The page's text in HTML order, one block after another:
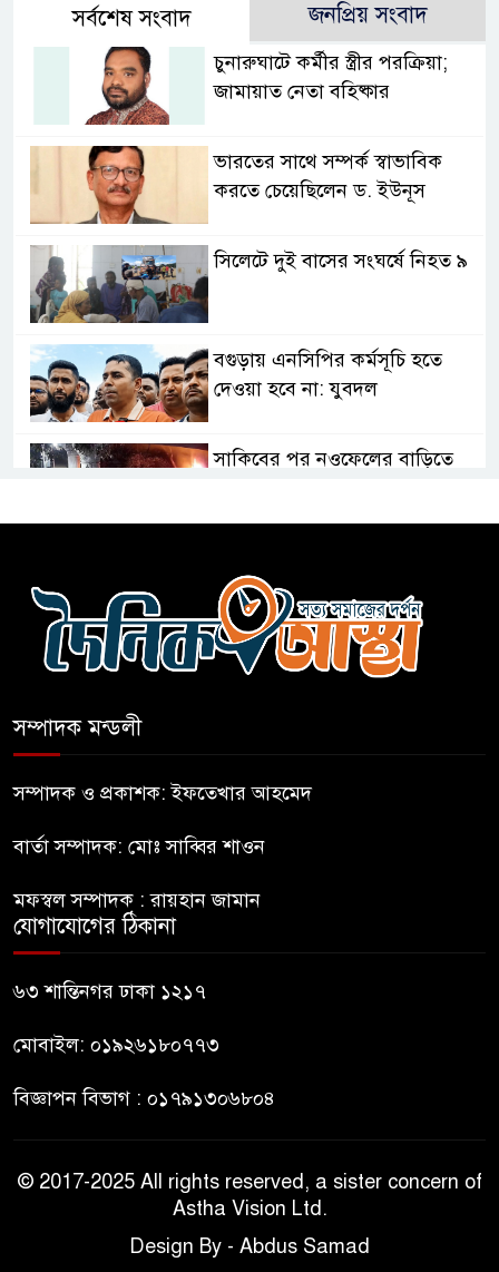
সর্বশেষ সংবাদ জনপ্রিয় সংবাদ
চুনারুঘাটে কর্মীর স্ত্রীর পরক্রিয়া;
জামায়াত নেতা বহিষ্কার
ভারতের সাথে সম্পর্ক স্বাভাবিক
করতে চেয়েছিলেন ড. ইউনূস
সিলেটে দুই বাসের সংঘর্ষে নিহত ৯
বগুড়ায় এনসিপির কর্মসূচি হতে
দেওয়া হবে না: যুবদল
সাকিবের পর নওফেলের বাড়িতে
আহত-১০
বন্যায় পাটগ্রামে সড়ক ভেঙে
চালাচ্ছেন তারেক: কাদের সিদ্দিকী
জুলাই জাদুঘরে টিকিট জালিয়াতি!
সম্পাদক মন্ডলী
সম্পাদক ও প্রকাশক: ইফতেখার আহমেদ
বার্তা সম্পাদক: মোঃ সাব্বির শাওন
মফস্বল সম্পাদক : রায়হান জামান
যোগাযোগের ঠিকানা
৬৩ শান্তিনগর ঢাকা ১২১৭
মোবাইল: ০১৯২৬১৮০৭৭৩
বিজ্ঞাপন বিভাগ : ০১৭৯১৩০৬৮০৪
© 2017-2025 All rights reserved, a sister concern of
Astha Vision Ltd.
Design By - Abdus Samad